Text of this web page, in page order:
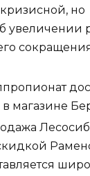
но
увеличении
магазине